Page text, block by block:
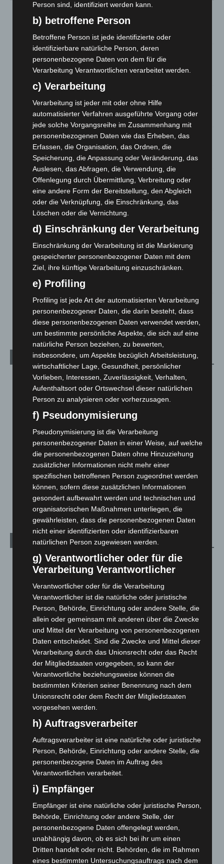
Werke im Jacques’ Wein-Depot Isernhagen
8. August 2026
A2: Zweite Turbobaustelle startet zwischen Hannover-West
und Bothfeld
8. August 2026
Niedersachsen: Feuerwehrkräfte kehren nach
Waldbrandeinsatz aus Spanien zurück
7. August 2026
Hannover: Erste Tigermücken-Population in Niedersachsen
entdeckt
7. August 2026
Brand im „Haus der Begegnung“ in Neuwarmbüchen schnell
eingedämmt
6. August 2026
Region Hannover: 21 neue Notfallsanitäter starten beim
Roten Kreuz
Mann läuft mit Hockeyschläger über A7 – Polizei sucht
Zeugen
5. August 2026
Celle: Mensch stirbt bei Bagger-Unfall auf Baustelle
5. August 2026
Kategorien
Blaulicht
Corona-News
Langenhagen und Ortsteile
Leserbriefe
Menschen
Über uns
Veranstaltungen
1.271
Archiv
August 2026(14)
Mai 2026(99)
April 2026 (99)
März 2026
(115)
Februar 2026(109)
Januar 2026(122)
Dezember 2025(103)
November 2025(114)
Oktober 2025(112)
September 2025(93)
August 2025(90)
(90)
Juni 2025(103)
Mai 2025(112)
April 2025(88)
März 2025(111)
Februar 2025(96)
Januar 2025 (88)
Person sind, identifiziert werden kann.
b) betroffene Person
Betroffene Person ist jede identifizierte oder
identifizierbare natürliche Person, deren
personenbezogene Daten von dem für die
Verarbeitung Verantwortlichen verarbeitet werden.
c) Verarbeitung
Verarbeitung ist jeder mit oder ohne Hilfe
automatisierter Verfahren ausgeführte Vorgang oder
jede solche Vorgangsreihe im Zusammenhang mit
personenbezogenen Daten wie das Erheben, das
Erfassen, die Organisation, das Ordnen, die
Speicherung, die Anpassung oder Veränderung, das
Auslesen, das Abfragen, die Verwendung, die
Offenlegung durch Übermittlung, Verbreitung oder
eine andere Form der Bereitstellung, den Abgleich
oder die Verknüpfung, die Einschränkung, das
Löschen oder die Vernichtung.
d) Einschränkung der Verarbeitung
Einschränkung der Verarbeitung ist die Markierung
gespeicherter personenbezogener Daten mit dem
Ziel, ihre künftige Verarbeitung einzuschränken.
e) Profiling
Profiling ist jede Art der automatisierten Verarbeitung
personenbezogener Daten, die darin besteht, dass
diese personenbezogenen Daten verwendet werden,
um bestimmte persönliche Aspekte, die sich auf eine
natürliche Person beziehen, zu bewerten,
insbesondere, um Aspekte bezüglich Arbeitsleistung,
wirtschaftlicher Lage, Gesundheit, persönlicher
Vorlieben, Interessen, Zuverlässigkeit, Verhalten,
Aufenthaltsort oder Ortswechsel dieser natürlichen
Person zu analysieren oder vorherzusagen.
f) Pseudonymisierung
Pseudonymisierung ist die Verarbeitung
personenbezogener Daten in einer Weise, auf welche
die personenbezogenen Daten ohne Hinzuziehung
zusätzlicher Informationen nicht mehr einer
spezifischen betroffenen Person zugeordnet werden
können, sofern diese zusätzlichen Informationen
gesondert aufbewahrt werden und technischen und
organisatorischen Maßnahmen unterliegen, die
gewährleisten, dass die personenbezogenen Daten
nicht einer identifizierten oder identifizierbaren
natürlichen Person zugewiesen werden.
g) Verantwortlicher oder für die
Verarbeitung Verantwortlicher
Verantwortlicher oder für die Verarbeitung
Verantwortlicher ist die natürliche oder juristische
Person, Behörde, Einrichtung oder andere Stelle, die
allein oder gemeinsam mit anderen über die Zwecke
und Mittel der Verarbeitung von personenbezogenen
Daten entscheidet. Sind die Zwecke und Mittel dieser
Verarbeitung durch das Unionsrecht oder das Recht
der Mitgliedstaaten vorgegeben, so kann der
Verantwortliche beziehungsweise können die
bestimmten Kriterien seiner Benennung nach dem
Unionsrecht oder dem Recht der Mitgliedstaaten
vorgesehen werden.
h) Auftragsverarbeiter
Auftragsverarbeiter ist eine natürliche oder juristische
Person, Behörde, Einrichtung oder andere Stelle, die
personenbezogene Daten im Auftrag des
Verantwortlichen verarbeitet.
i) Empfänger
Empfänger ist eine natürliche oder juristische Person,
Behörde, Einrichtung oder andere Stelle, der
personenbezogene Daten offengelegt werden,
unabhängig davon, ob es sich bei ihr um einen
Dritten handelt oder nicht. Behörden, die im Rahmen
eines bestimmten Untersuchungsauftrags nach dem